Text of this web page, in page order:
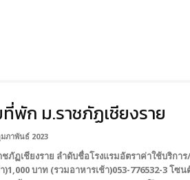
พัก ม.ราชภัฏเชียงราย
ภาพันธ์ 2023
ภัฏเชียงราย ลำดับชื่อโรงแรมอัตราค่าใช้บริก
)1,000 บาท (รวมอาหารเช้า)053-776532-3 โ